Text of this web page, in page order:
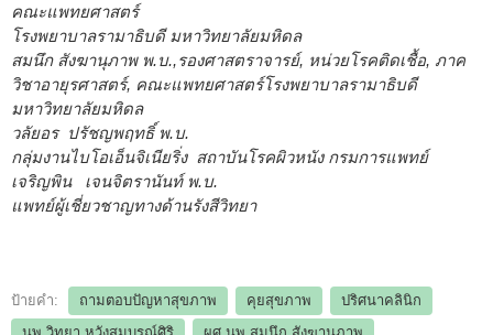
คณะแพทยศาสตร์
โรงพยาบาลรามาธิบดี มหาวิทยาลัยมหิดล
สมนึก สังฆานุภาพ พ.บ.,รองศาสตราจารย์, หน่วยโรคติดเชื้อ, ภาค
วิชาอายุรศาสตร์, คณะแพทยศาสตร์โรงพยาบาลรามาธิบดี
มหาวิทยาลัยมหิดล
วลัยอร ปรัชญพฤทธิ์ พ.บ.
กลุ่มงานไบโอเอ็นจิเนียริ่ง สถาบันโรคผิวหนัง กรมการแพทย์
เจริญพิน เจนจิตรานันท์ พ.บ.
แพทย์ผู้เชี่ยวชาญทางด้านรังสีวิทยา
ป้ายคำ: ถามตอบปัญหาสุขภาพ คุยสุขภาพ
ปริศนาคลินิก